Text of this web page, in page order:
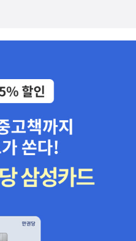
다음 이야기에 대한 여지를 충
지 읽을 예정이라 이 제국의 균
라가 볼 생각이다.
성단시리즈